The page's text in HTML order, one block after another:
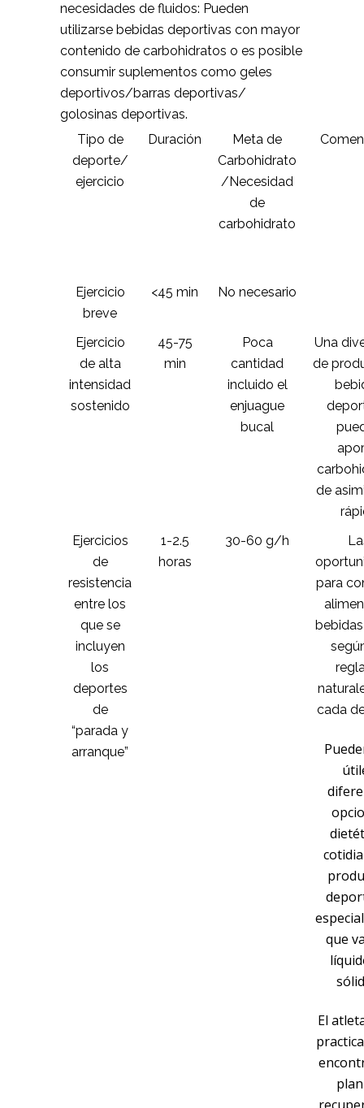
necesidades de fluidos: Pueden
utilizarse bebidas deportivas con mayor
contenido de carbohidratos o es posible
consumir suplementos como geles
deportivos/barras deportivas/
golosinas deportivas.
Tipo de
deporte/
ejercicio
Duración
Meta de
Carbohidrato
/Necesidad
de
carbohidrato
Ejercicio
breve
<45 min No necesario
Ejercicio
de alta
intensidad
sostenido
45-75
min
Poca
cantidad
incluido el
enjuague
bucal
Una
de
de
Ejercicios
de
resistencia
entre los
que se
incluyen
los
deportes
de
“parada y
arranque”
1-2.5
horas
30-60 g/h
para
cada
que
El